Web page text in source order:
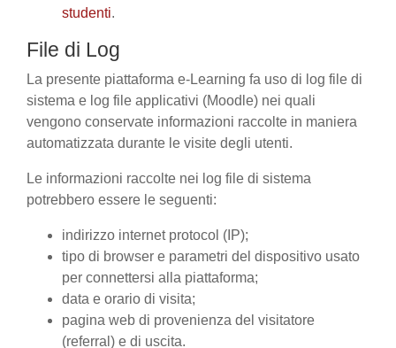
studenti.
File di Log
La presente piattaforma e-Learning fa uso di log file di
sistema e log file applicativi (Moodle) nei quali
vengono conservate informazioni raccolte in maniera
automatizzata durante le visite degli utenti.
Le informazioni raccolte nei log file di sistema
potrebbero essere le seguenti:
indirizzo internet protocol (IP);
tipo di browser e parametri del dispositivo usato
per connettersi alla piattaforma;
data e orario di visita;
pagina web di provenienza del visitatore
(referral) e di uscita.